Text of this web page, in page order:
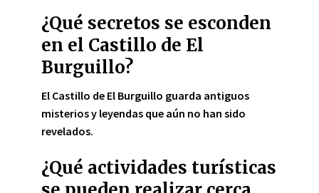
¿Qué secretos se esconden
en el Castillo de El
Burguillo?
El Castillo de El Burguillo guarda antiguos
misterios y leyendas que aún no han sido
revelados.
¿Qué actividades turísticas